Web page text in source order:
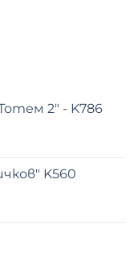
2" - K786
K560